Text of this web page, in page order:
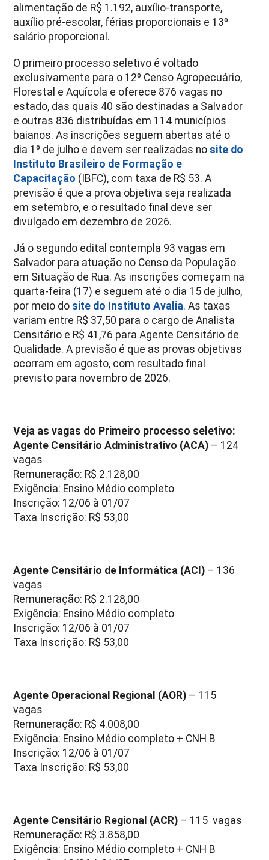
alimentação de R$ 1.192, auxílio-transporte,
auxílio pré-escolar, férias proporcionais e 13º
salário proporcional.
O primeiro processo seletivo é voltado
exclusivamente para o 12º Censo Agropecuário,
Florestal e Aquícola e oferece 876 vagas no
estado, das quais 40 são destinadas a Salvador
e outras 836 distribuídas em 114 municípios
baianos.As inscrições seguem abertas até o
dia 1º de julho e devem ser realizadas no site do
Instituto Brasileiro de Formação e
Capacitação (IBFC), com taxa de R$ 53.A
previsão é que a prova objetiva seja realizada
em setembro, e o resultado final deve ser
divulgado em dezembro de 2026.
Já o segundo edital contempla 93 vagas em
Salvador para atuação no Censo da População
em Situação de Rua. As inscrições começam na
quarta-feira (17) e seguem até o dia 15 de julho,
por meio do site do Instituto Avalia. As taxas
variam entre R$ 37,50 para o cargo de Analista
Censitário e R$ 41,76 para Agente Censitário de
Qualidade. A previsão é que as provas objetivas
ocorram em agosto, com resultado final
previsto para novembro de 2026.
Veja as vagas do Primeiro processo seletivo:
Agente Censitário Administrativo (ACA) – 124
vagas
Remuneração: R$ 2.128,00
Exigência: Ensino Médio completo
Inscrição: 12/06 à 01/07
Taxa Inscrição: R$ 53,00
Agente Censitário de Informática (ACI) – 136
vagas
Remuneração: R$ 2.128,00
Exigência: Ensino Médio completo
Inscrição: 12/06 à 01/07
Taxa Inscrição: R$ 53,00
Agente Operacional Regional (AOR) – 115
vagas
Remuneração: R$ 4.008,00
Exigência: Ensino Médio completo + CNH B
Inscrição: 12/06 à 01/07
Taxa Inscrição: R$ 53,00
Agente Censitário Regional (ACR) – 115 vagas
Remuneração: R$ 3.858,00
Exigência: Ensino Médio completo + CNH B